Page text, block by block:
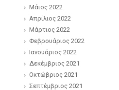
Μάιος 2022
Απρίλιος 2022
Μάρτιος 2022
Φεβρουάριος 2022
Ιανουάριος 2022
Δεκέμβριος 2021
Οκτώβριος 2021
Σεπτέμβριος 2021